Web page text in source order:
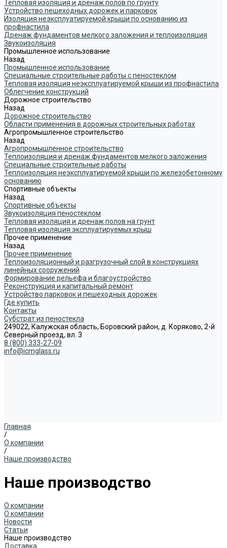
Тепловая изоляция и дренаж полов по грунту
Устройство пешеходных дорожек и парковок
Изоляция неэксплуатируемой крыши по основанию из
профнастила
Дренаж фундаментов мелкого заложения и теплоизоляция
Звукоизоляция
Промышленное использование
Назад
Промышленное использование
Специальные строительные работы с пеностеклом
Тепловая изоляция неэксплуатируемой крыши из профнастила
Облегчение конструкций
Дорожное строительство
Назад
Дорожное строительство
Области применения в дорожных строительных работах
Агропромышленное строительство
Назад
Агропромышленное строительство
Теплоизоляция и дренаж фундаментов мелкого заложения
Специальные строительные работы
Теплоизоляция неэксплуатируемой крыши по железобетонному
основанию
Спортивные объекты
Назад
Спортивные объекты
Звукоизоляция пеностеклом
Тепловая изоляция и дренаж полов на грунт
Тепловая изоляция эксплуатируемых крыш
Прочее применение
Назад
Прочее применение
Теплоизоляционный и разгрузочный слой в конструкциях
линейных сооружений
Формирование рельефа и благоустройство
Реконструкция и капитальный ремонт
Устройство парковок и пешеходных дорожек
Где купить
Контакты
Субстрат из пеностекла
249022, Калужская область, Боровский район, д. Коряково, 2-й
Северный проезд, вл. 3
8 (800) 333-27-09
info@icmglass.ru
Главная
/
О компании
/
Наше производство
Наше производство
О компании
О компании
Новости
Статьи
Наше производство
Доставка